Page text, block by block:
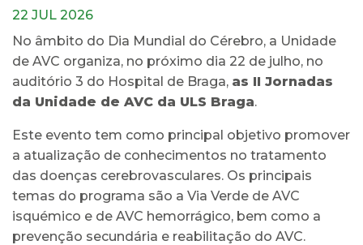
22 JUL 2026
No âmbito do Dia Mundial do Cérebro, a Unidade
de AVC organiza, no próximo dia 22 de julho, no
auditório 3 do Hospital de Braga, as II Jornadas
da Unidade de AVC da ULS Braga.
Este evento tem como principal objetivo promover
a atualização de conhecimentos no tratamento
das doenças cerebrovasculares. Os principais
temas do programa são a Via Verde de AVC
isquémico e de AVC hemorrágico, bem como a
prevenção secundária e reabilitação do AVC.